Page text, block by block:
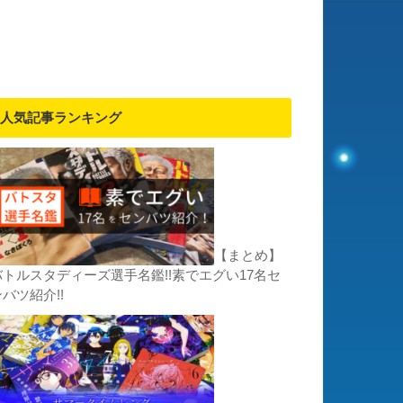
人気記事ランキング
【まとめ】
トルスタディーズ選手名鑑!!素でエグい17名セ
バツ紹介!!